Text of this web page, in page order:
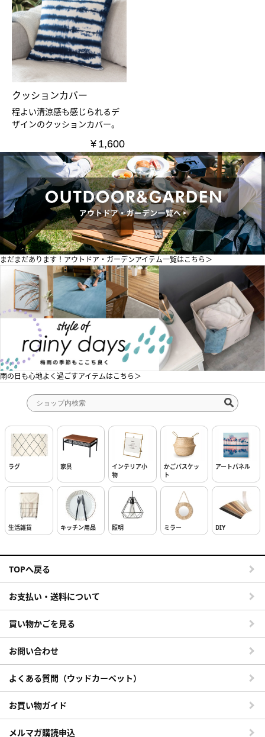
クッションカバー
程よい清涼感も感じられるデ
ザインのクッションカバー。
¥ 1,600
まだまだあります！アウトドア・ガーデンアイテム一覧はこちら＞
雨の日も心地よく過ごすアイテムはこちら＞
ラグ 家具
インテリア小
物
かごバスケッ
ト
アートパネル
生活雑貨 キッチン用品 照明 ミラー DIY
TOPへ戻る
お支払い・送料について
買い物かごを見る
お問い合わせ
よくある質問（ウッドカーペット）
お買い物ガイド
メルマガ購読申込